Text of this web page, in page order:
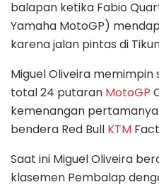
balapan ketika Fabio
Yamaha MotoGP)
karena jalan pintas di
Miguel Oliveira
total 24 putaran MotoGP
kemenangan
bendera Red Bull KTM
Saat ini Miguel Oliveira
klasemen Pembalap